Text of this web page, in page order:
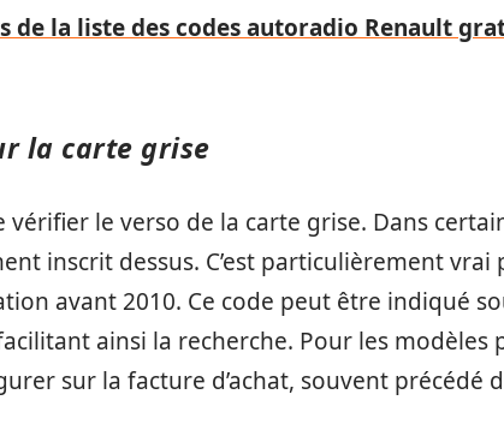
de la liste des codes autoradio Renault
la carte grise
le verso de la carte grise. Dans
inscrit dessus. C’est particulièrement vrai
avant 2010. Ce code peut être indiqué
ainsi la recherche. Pour les modèles
sur la facture d’achat, souvent précédé